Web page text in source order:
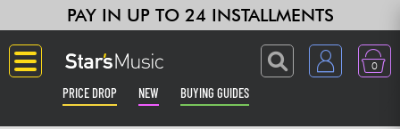
PAY IN UP TO 24 INSTALLMENTS
0
PRICE DROP NEW BUYING GUIDES